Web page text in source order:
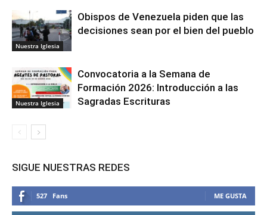
Nuestra Iglesia
Obispos de Venezuela piden que las
decisiones sean por el bien del pueblo
Nuestra Iglesia
Convocatoria a la Semana de
Formación 2026: Introducción a las
Sagradas Escrituras
SIGUE NUESTRAS REDES
527 Fans ME GUSTA